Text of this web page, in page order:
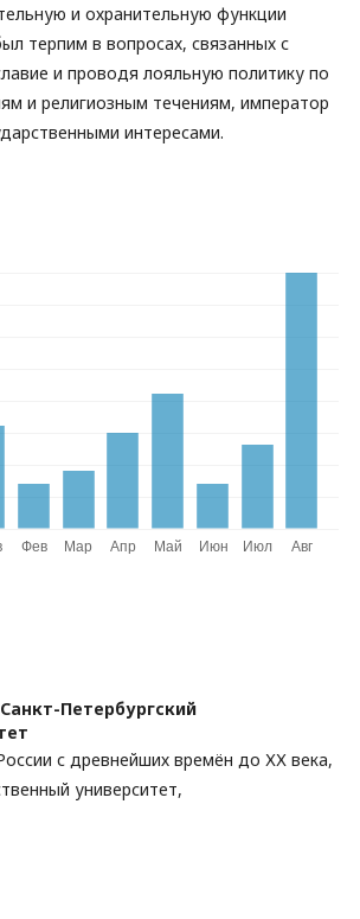
и охранительную функции
терпим в вопросах, связанных с
и проводя лояльную политику по
и религиозным течениям, император
интересами.
Санкт-Петербургский
с древнейших времён до ХХ века,
университет,